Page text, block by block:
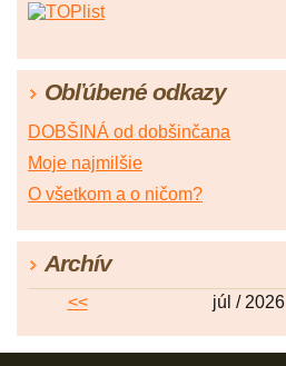
Obľúbené odkazy
DOBŠINÁ od dobšinčana
Moje najmilšie
O všetkom a o ničom?
Archív
<< júl / 2026